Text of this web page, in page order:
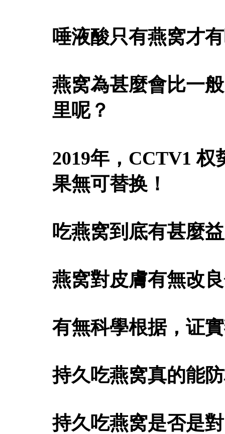
唾液酸只有燕窝才
燕窝為甚麼會比一
里呢？
2019年，CCTV1
果無可替换！
吃燕窝到底有甚麼
燕窝對皮膚有無改
有無科學根据，证
持久吃燕窝真的能
持久吃燕窝是否是